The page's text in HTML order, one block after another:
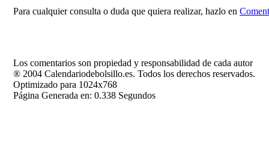
Para cualquier consulta o duda que quiera realizar, hazlo en
Los comentarios son propiedad y responsabilidad de cada autor
® 2004 Calendariodebolsillo.es. Todos los derechos reservados.
Optimizado para 1024x768
Página Generada en: 0.338 Segundos